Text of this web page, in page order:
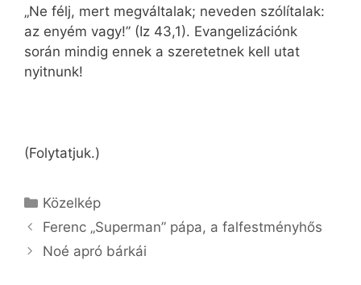
„Ne félj, mert megváltalak; neveden szólítalak:
az enyém vagy!” (Iz 43,1). Evangelizációnk
során mindig ennek a szeretetnek kell utat
nyitnunk!
(Folytatjuk.)
Kategória
Közelkép
Ferenc „Superman” pápa, a falfestményhős
Noé apró bárkái